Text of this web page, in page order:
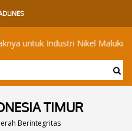
Industri Nikel Maluku Utara?
TIMUR
Berintegritas